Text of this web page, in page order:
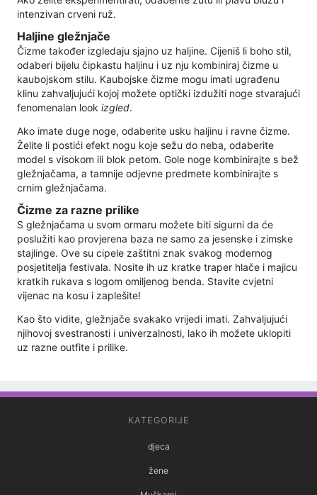
intenzivan crveni ruž.
Haljine gležnjače
Čizme također izgledaju sjajno uz haljine. Cijeniš li boho stil,
odaberi bijelu čipkastu haljinu i uz nju kombiniraj čizme u
kaubojskom stilu. Kaubojske čizme mogu imati ugrađenu
klinu zahvaljujući kojoj možete optički izdužiti noge stvarajući
fenomenalan look izgled.
Ako imate duge noge, odaberite usku haljinu i ravne čizme.
Želite li postići efekt nogu koje sežu do neba, odaberite
model s visokom ili blok petom. Gole noge kombinirajte s bež
gležnjačama, a tamnije odjevne predmete kombinirajte s
crnim gležnjačama.
Čizme za razne prilike
S gležnjačama u svom ormaru možete biti sigurni da će
poslužiti kao provjerena baza ne samo za jesenske i zimske
stajlinge. Ove su cipele zaštitni znak svakog modernog
posjetitelja festivala. Nosite ih uz kratke traper hlače i majicu
kratkih rukava s logom omiljenog benda. Stavite cvjetni
vijenac na kosu i zaplešite!
Kao što vidite, gležnjače svakako vrijedi imati. Zahvaljujući
njihovoj svestranosti i univerzalnosti, lako ih možete uklopiti
uz razne outfite i prilike.
KATEGORIJE
djeca
žene